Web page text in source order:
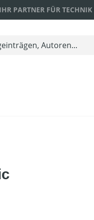
IHR PARTNER FÜR